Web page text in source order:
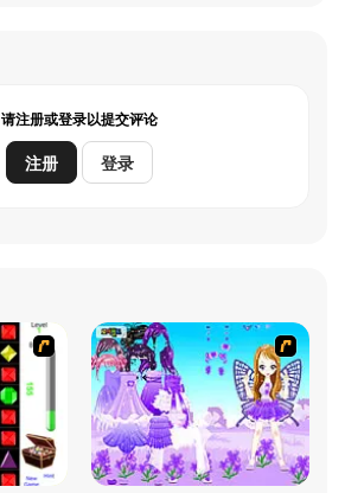
请注册或登录以提交评论
注册 登录